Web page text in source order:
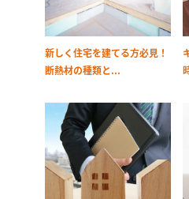
新しく住宅を建てる方必見！
断熱材の種類と...